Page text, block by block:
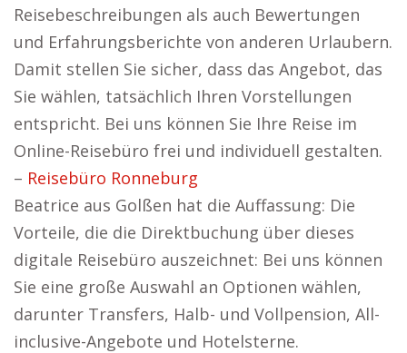
Reisebeschreibungen als auch Bewertungen
und Erfahrungsberichte von anderen Urlaubern.
Damit stellen Sie sicher, dass das Angebot, das
Sie wählen, tatsächlich Ihren Vorstellungen
entspricht. Bei uns können Sie Ihre Reise im
Online-Reisebüro frei und individuell gestalten.
– Reisebüro Ronneburg
Beatrice aus Golßen hat die Auffassung: Die
Vorteile, die die Direktbuchung über dieses
digitale Reisebüro auszeichnet: Bei uns können
Sie eine große Auswahl an Optionen wählen,
darunter Transfers, Halb- und Vollpension, All-
inclusive-Angebote und Hotelsterne.